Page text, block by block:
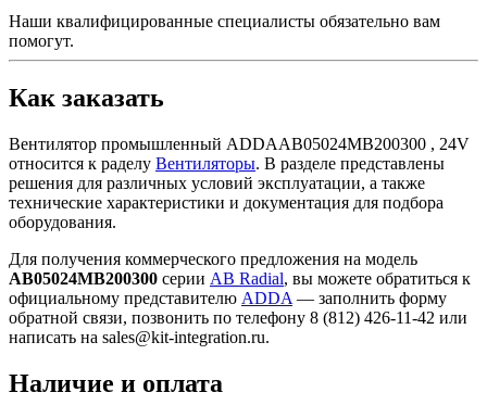
Наши квалифицированные специалисты обязательно вам
помогут.
Как заказать
Вентилятор промышленный ADDAAB05024MB200300 , 24V
относится к раделу Вентиляторы. В разделе представлены
решения для различных условий эксплуатации, а также
технические характеристики и документация для подбора
оборудования.
Для получения коммерческого предложения на модель
AB05024MB200300 серии AB Radial, вы можете обратиться к
официальному представителю ADDA — заполнить форму
обратной связи, позвонить по телефону 8 (812) 426-11-42 или
написать на sales@kit-integration.ru.
Наличие и оплата